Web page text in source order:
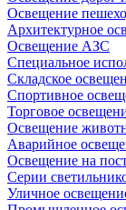
Освещение
Архитектурное
Освещение АЗС
Специальное
Складское
Спортивное
Торговое
Освещение
Аварийное
Освещение на
Серии
Уличное